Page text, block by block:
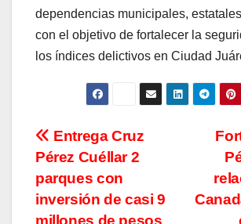
dependencias municipales,
con el objetivo de fortalecer la
los índices delictivos en Ciudad
Navegación
de
entradas
Entrega Cruz
Pérez Cuéllar 2
parques con
inversión de casi 9
millones de pesos